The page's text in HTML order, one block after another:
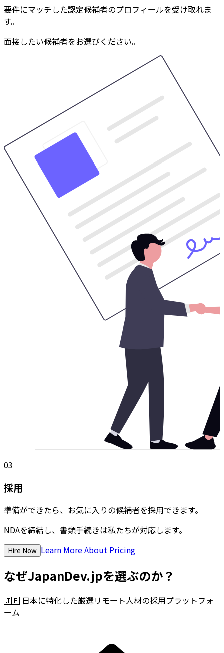
要件にマッチした認定候補者のプロフィールを受け取れま
す。
面接したい候補者をお選びください。
03
採用
準備ができたら、お気に入りの候補者を採用できます。
NDAを締結し、書類手続きは私たちが対応します。
Hire Now Learn More About Pricing
なぜJapanDev.jpを選ぶのか？
🇯🇵 日本に特化した厳選リモート人材の採用プラットフォ
ーム